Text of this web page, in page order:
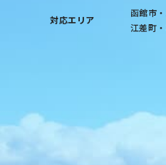
対応エリア
函館市
江差町